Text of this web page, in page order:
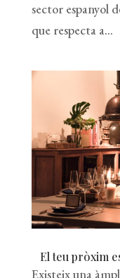
sector espanyol
que respecta a...
El teu pròxim
Existeix una